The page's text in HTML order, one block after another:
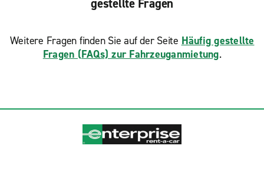
gestellte Fragen
Weitere Fragen finden Sie auf der Seite Häufig gestellte
Fragen (FAQs) zur Fahrzeuganmietung.